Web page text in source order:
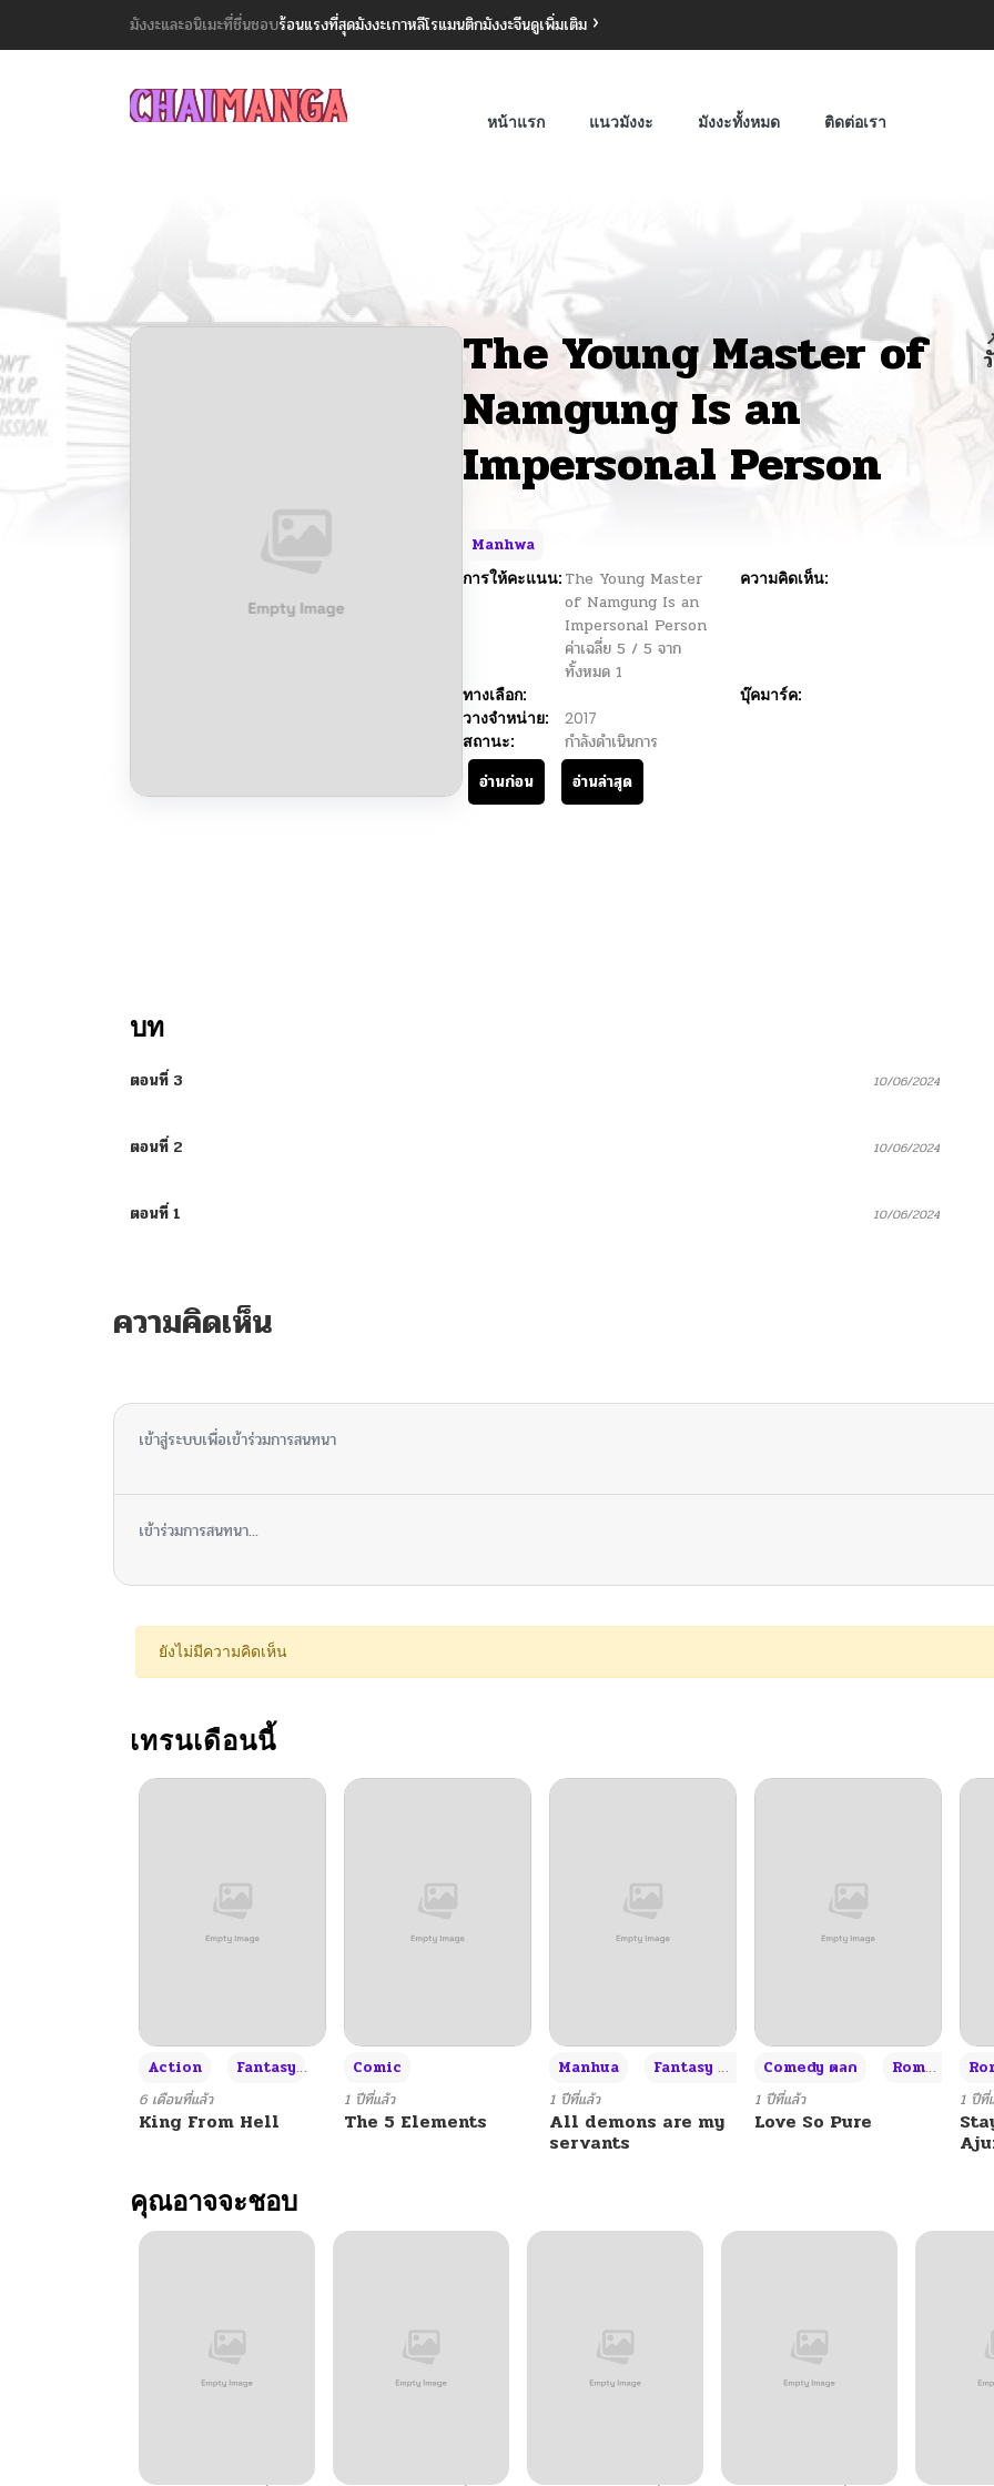
มังงะและอนิเมะที่ชื่นชอบร้อนแรงที่สุดมังงะเกาหลีโรแมนติกมังงะจีนดูเพิ่มเติม
หน้าแรก แนวมังงะ มังงะทั้งหมด ติดต่อเรา
The Young Master of
Namgung Is an
Impersonal Person
Manhwa
การให้คะแนน: The Young Master
of Namgung Is an
Impersonal Person
ค่าเฉลี่ย 5 / 5 จาก
ทั้งหมด 1
ความคิดเห็น:
ทางเลือก:
บุ๊คมาร์ค:
วางจำหน่าย:
2017
สถานะ:
กำลังดำเนินการ
อ่านก่อน
อ่านล่าสุด
บท
ตอนที่ 3 10/06/2024
ตอนที่ 2 10/06/2024
ตอนที่ 1 10/06/2024
ความคิดเห็น
เข้าสู่ระบบเพื่อเข้าร่วมการสนทนา
เข้าร่วมการสนทนา...
ยังไม่มีความคิดเห็น
เทรนเดือนนี้
Action Fantasy
6 เดือนที่แล้ว
King From Hell
Comic
1 ปีที่แล้ว
The 5 Elements
Manhua Fantasy แฟนตาซี +3
1 ปีที่แล้ว
All demons are my
servants
Comedy ตลก Romance โรแมนซ์
1 ปีที่แล้ว
Love So Pure
1 ปีที่
คุณอาจจะชอบ